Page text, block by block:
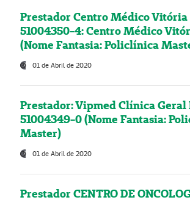
Prestador Centro Médico Vitória
51004350-4: Centro Médico
(Nome Fantasia: Policlínica
01 de Abril de 2020
Prestador: Vipmed Clínica Geral
51004349-0 (Nome Fantasia:
Master)
01 de Abril de 2020
Prestador CENTRO DE